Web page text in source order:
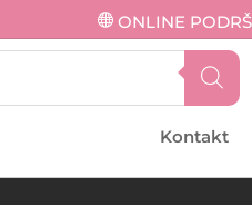
ONLINE
Kontakt